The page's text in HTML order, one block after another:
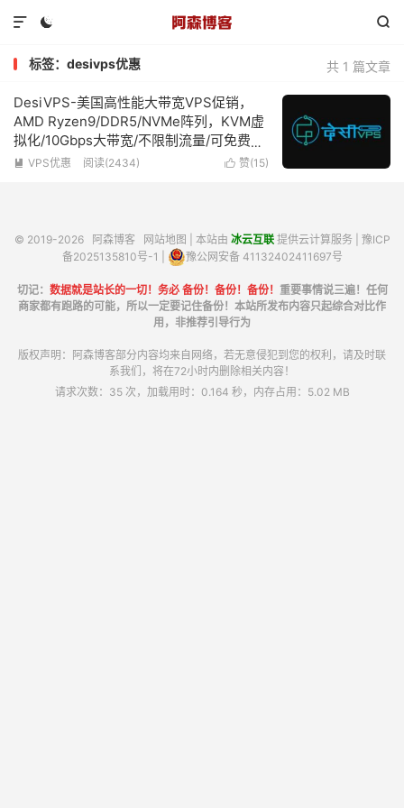
 

共 1 篇文章
标签：desivps优惠
DesiVPS-美国高性能大带宽VPS促销，
AMD Ryzen9/DDR5/NVMe阵列，KVM虚
拟化/10Gbps大带宽/不限制流量/可免费换
3次IP，特价优惠低至$17/年
 赞(15)
 VPS优惠 阅读(2434)
© 2019-2026 阿森博客 网站地图 | 本站由 冰云互联提供云计算服务 | 豫ICP
备2025135810号-1
豫公网安备 41132402411697号
切记： 数据就是站长的一切！务必 备份！备份！备份！ 重要事情说三遍！任何
商家都有跑路的可能，所以一定要记住备份！本站所发布内容只起综合对比作
用，非推荐引导行为
版权声明：阿森博客部分内容均来自网络，若无意侵犯到您的权利，请及时联
系我们，将在72小时内删除相关内容！
请求次数：35 次，加载用时：0.164 秒，内存占用：5.02 MB